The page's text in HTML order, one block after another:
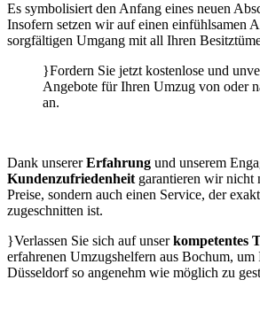
Es symbolisiert den Anfang eines neuen
Insofern setzen wir auf einen einfühlsamen
sorgfältigen Umgang mit all Ihren
}Fordern Sie jetzt kostenlose und
Angebote für Ihren Umzug von oder
an.
Dank unsererErfahrung und unserem
Kundenzufriedenheit garantieren wir nicht
Preise, sondern auch einen Service, der
zugeschnitten ist.
}Verlassen Sie sich auf unserkompetentes
erfahrenen Umzugshelfern aus Bochum,
Düsseldorf so angenehm wie möglich zu